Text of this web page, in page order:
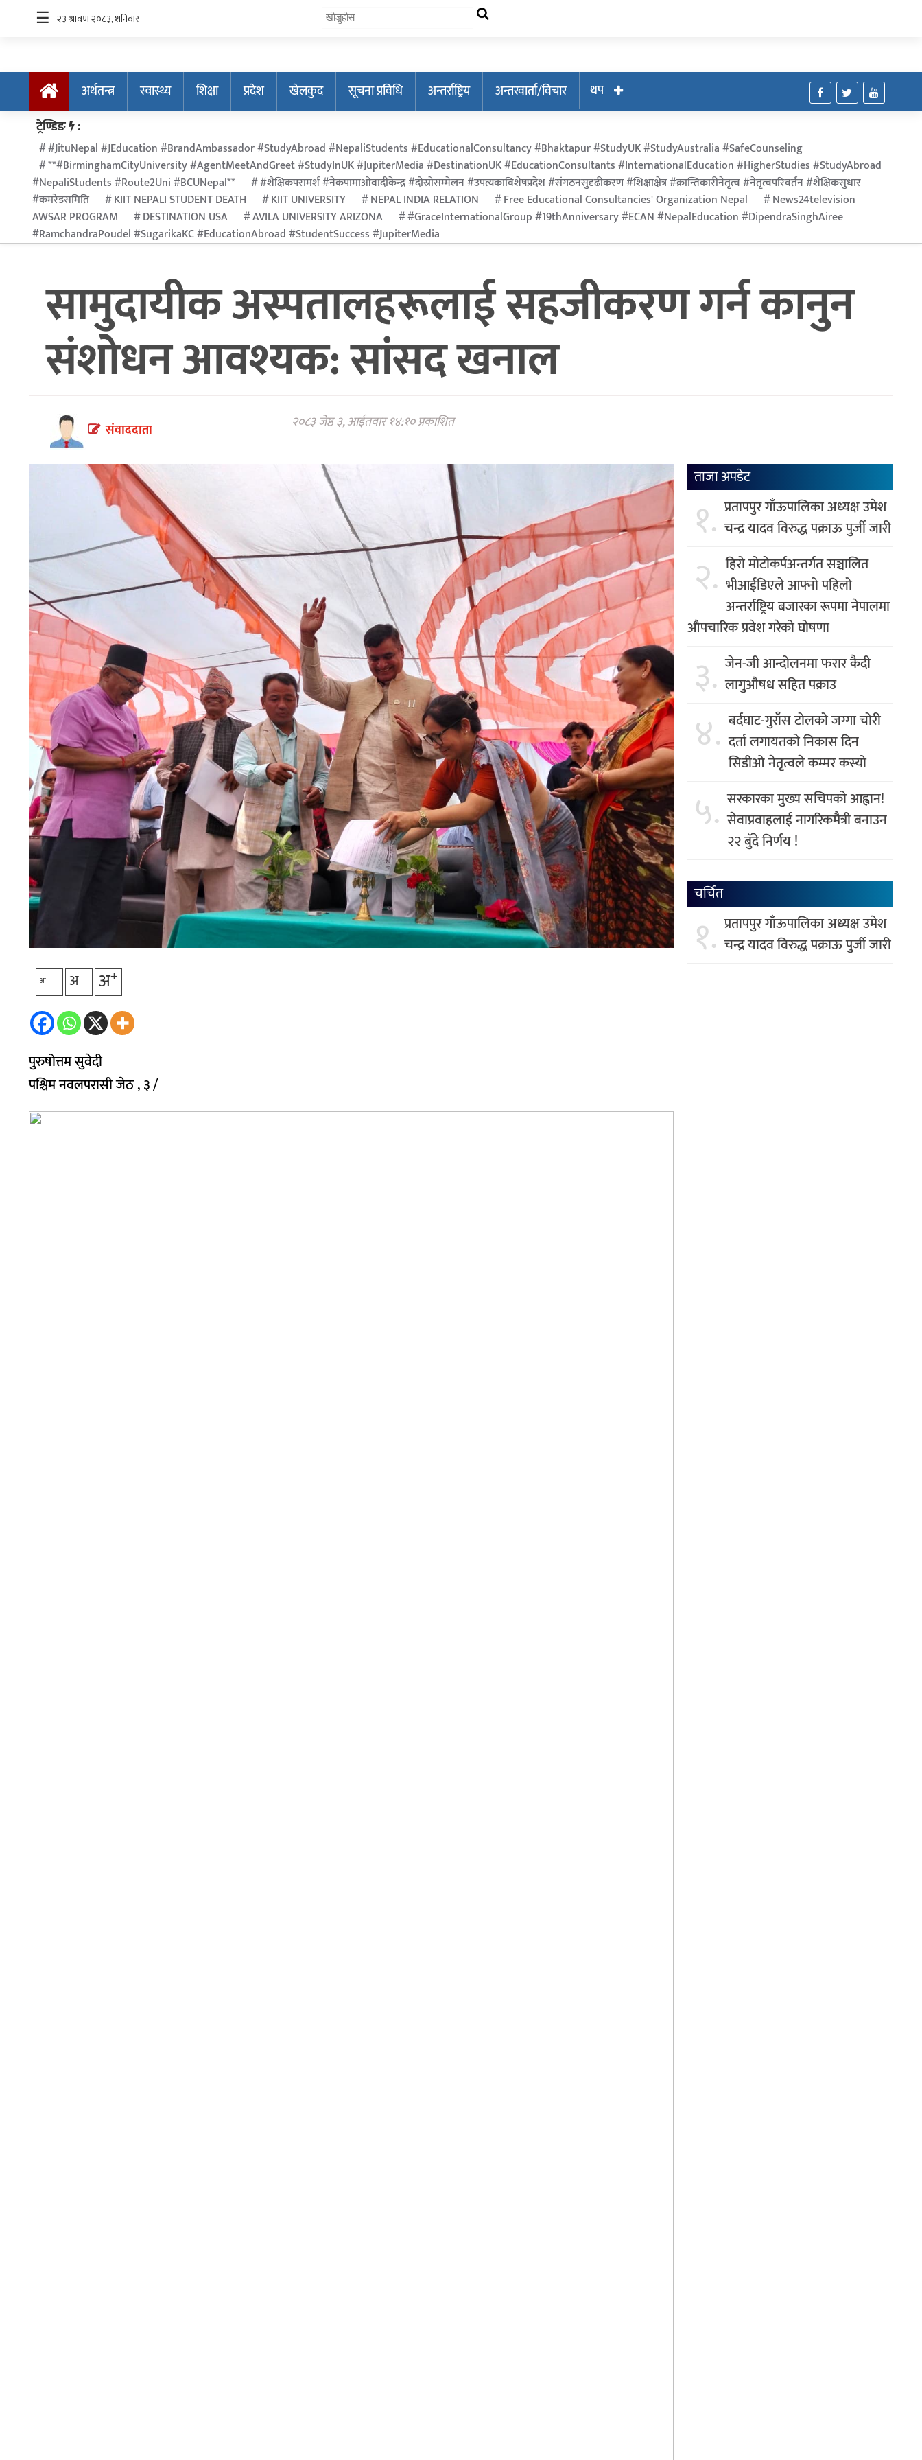
अर्थतन्त्र
स्वास्थ्य
शिक्षा
प्रदेश
खेलकुद
अन्तर्राष्ट्रिय
अन्तरवार्ता/
विचार
☰
अर्थतन्त्र स्वास्थ्य शिक्षा प्रदेश खेलकुद सूचना प्रविधि अन्तर्राष्ट्रिय अन्तरवार्ता/विचार
थप
ट्रेण्डिङ :
#JituNepal #JEducation #BrandAmbassador #StudyAbroad #NepaliStudents #EducationalConsultancy #Bhaktapur #StudyUK #StudyAustralia #SafeCounseling
**#BirminghamCityUniversity #AgentMeetAndGreet #StudyInUK #JupiterMedia #DestinationUK #EducationConsultants #InternationalEducation #HigherStudies #StudyAbroad
#NepaliStudents #Route2Uni #BCUNepal**
#शैक्षिकपरामर्श #नेकपामाओवादीकेन्द्र #दोस्रोसम्मेलन #उपत्यकाविशेषप्रदेश #संगठनसुदृढीकरण #शिक्षाक्षेत्र #क्रान्तिकारीनेतृत्व #नेतृत्वपरिवर्तन #शैक्षिकसुधार
#कमरेडसमिति
KIIT NEPALI STUDENT DEATH KIIT UNIVERSITY NEPAL INDIA RELATION Free Educational Consultancies' Organization Nepal
News24television
AWSAR PROGRAM
DESTINATION USA AVILA UNIVERSITY ARIZONA
#GraceInternationalGroup #19thAnniversary #ECAN #NepalEducation #DipendraSinghAiree
#RamchandraPoudel #SugarikaKC #EducationAbroad #StudentSuccess #JupiterMedia
सामुदायीक अस्पतालहरूलाई सहजीकरण गर्न कानुन
संशोधन आवश्यक: सांसद खनाल
संवाददाता २०८३ जेष्ठ ३, आईतवार १४:१० प्रकाशित
अ- अ अ+
पुरुषोत्तम सुवेदी
पश्चिम नवलपरासी जेठ , ३ /
ताजा अपडेट
१. प्रतापपुर गाँऊपालिका अध्यक्ष उमेश
चन्द्र यादव विरुद्ध पक्राऊ पुर्जी जारी
२. हिरो मोटोकर्पअन्तर्गत सञ्चालित
भीआईडिएले आफ्नो पहिलो
अन्तर्राष्ट्रिय बजारका रूपमा नेपालमा
औपचारिक प्रवेश गरेको घोषणा
३. जेन-जी आन्दोलनमा फरार कैदी
लागुऔषध सहित पक्राउ
४. बर्दघाट-गुराँस टोलको जग्गा चोरी
दर्ता लगायतको निकास दिन
सिडीओ नेतृत्वले कम्मर कस्यो
५. सरकारका मुख्य सचिपको आह्वान!
सेवाप्रवाहलाई नागरिकमैत्री बनाउन
२२ बुँदे निर्णय !
चर्चित
१. प्रतापपुर गाँऊपालिका अध्यक्ष उमेश
चन्द्र यादव विरुद्ध पक्राऊ पुर्जी जारी